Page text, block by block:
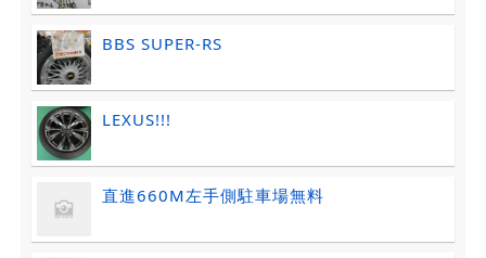
BBS SUPER-RS
LEXUS!!!
直進660M左手側駐車場無料